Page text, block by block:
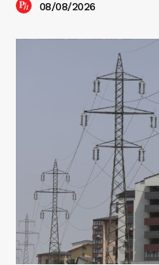
08/08/2026